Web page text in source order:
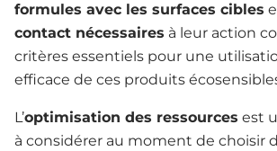
formules avec les surfaces cibles
contact nécessaires à leur action
critères essentiels pour une
efficace de ces produits
L’optimisation des ressources est
à considérer au moment de choisir